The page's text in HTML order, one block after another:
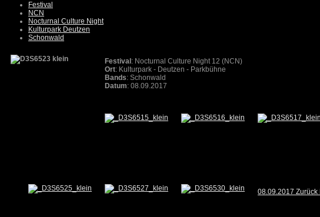
Festival
NCN
Nocturnal Culture Night
Kulturpark Deutzen
Schonwald
Festival : Nocturnal Culture Night 12 (NCN)
Ort: Kulturpark - Deutzen - Parkbühne
Bands: Schonwald
Datum: 08.09.2017
08.09.2017 Zurück